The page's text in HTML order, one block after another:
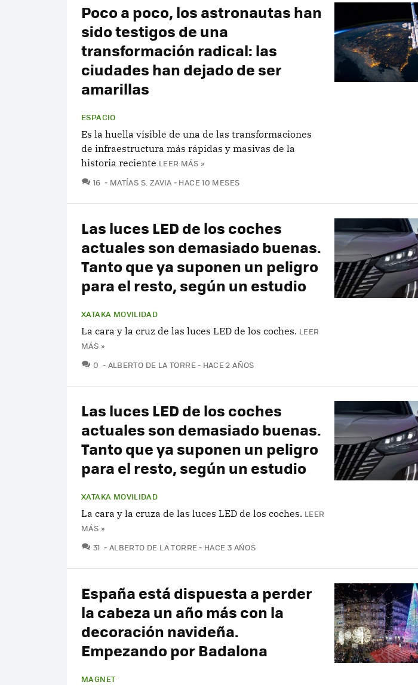
Poco a poco, los astronautas han
sido testigos de una
transformación radical: las
ciudades han dejado de ser
amarillas
ESPACIO
Es la huella visible de una de las transformaciones
de infraestructura más rápidas y masivas de la
historia reciente LEER MÁS »
16 COMENTARIOS
MATÍAS S. ZAVIA HACE 10 MESES
Las luces LED de los coches
actuales son demasiado buenas.
Tanto que ya suponen un peligro
para el resto, según un estudio
XATAKA MOVILIDAD
La cara y la cruz de las luces LED de los coches. LEER
MÁS »
0 COMENTARIOS
ALBERTO DE LA TORRE HACE 2 AÑOS
Las luces LED de los coches
actuales son demasiado buenas.
Tanto que ya suponen un peligro
para el resto, según un estudio
XATAKA MOVILIDAD
La cara y la cruza de las luces LED de los coches. LEER
MÁS »
31 COMENTARIOS
ALBERTO DE LA TORRE HACE 3 AÑOS
España está dispuesta a perder
la cabeza un año más con la
decoración navideña.
Empezando por Badalona
MAGNET